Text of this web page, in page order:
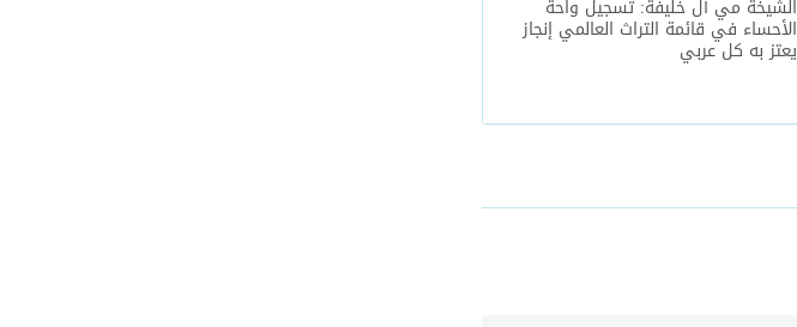
الشيخة مي آل خليفة: تسجيل واحة
الأحساء في قائمة التراث العالمي إنجاز
يعتز به كل عربي